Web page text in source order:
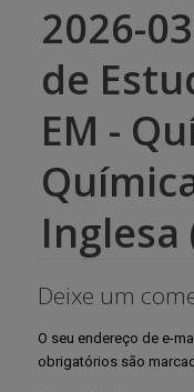
2026-
de
EM -
Inglesa
Deixe um
O seu endereço de e-
obrigatórios são